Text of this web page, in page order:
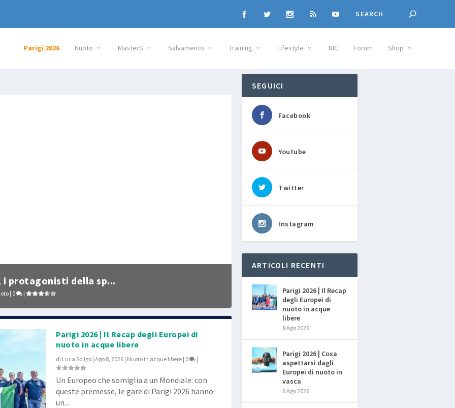
Parigi 2026 Nuoto MasterS Salvamento Training Lifestyle NIC Forum Shop
protagonisti della sp...
| 0 |
Parigi 2026 | Il Recap degli Europei di
nuoto in acque libere
di Luca Soligo | Ago 8, 2026 | Nuoto in acque libere | 0 |
Un Europeo che somiglia a un Mondiale: con
queste premesse, le gare di Parigi 2026 hanno
un...
SEGUICI
Facebook
Youtube
Twitter
Instagram
ARTICOLI RECENTI
Parigi 2026 | Il Recap
degli Europei di
nuoto in acque
libere
8 Ago 2026
Parigi 2026 | Cosa
aspettarsi dagli
Europei di nuoto in
vasca
6 Ago 2026